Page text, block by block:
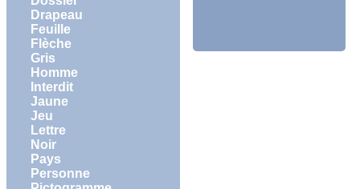
Drapeau
Feuille
Flèche
Gris
Homme
Interdit
Jaune
Jeu
Lettre
Noir
Pays
Personne